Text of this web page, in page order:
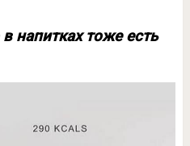
напитках тоже есть